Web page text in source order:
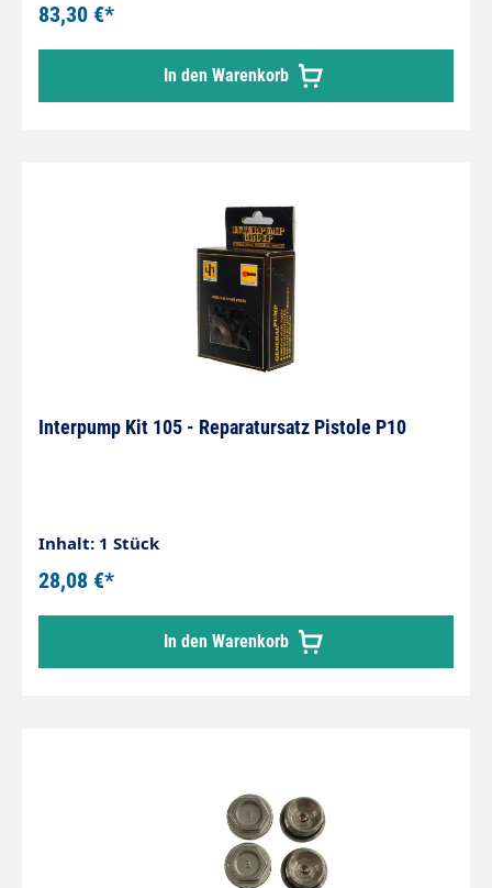
83,30 €*
In den Warenkorb
Interpump Kit 105 - Reparatursatz Pistole P10
Inhalt: 1 Stück
28,08 €*
In den Warenkorb